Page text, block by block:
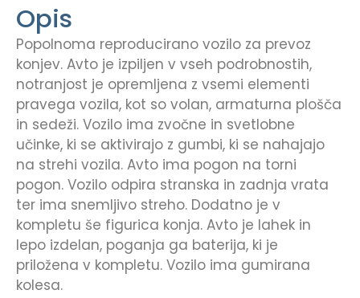
Opis
Popolnoma reproducirano vozilo za prevoz
konjev. Avto je izpiljen v vseh podrobnostih,
notranjost je opremljena z vsemi elementi
pravega vozila, kot so volan, armaturna plošča
in sedeži. Vozilo ima zvočne in svetlobne
učinke, ki se aktivirajo z gumbi, ki se nahajajo
na strehi vozila. Avto ima pogon na torni
pogon. Vozilo odpira stranska in zadnja vrata
ter ima snemljivo streho. Dodatno je v
kompletu še figurica konja. Avto je lahek in
lepo izdelan, poganja ga baterija, ki je
priložena v kompletu. Vozilo ima gumirana
kolesa.